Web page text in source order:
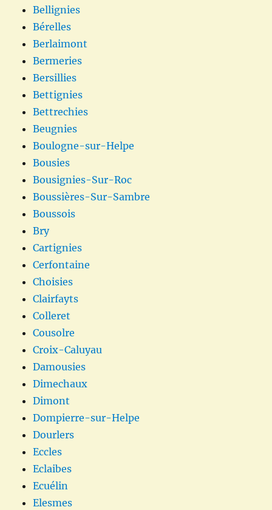
Bellignies
Bérelles
Berlaimont
Bermeries
Bersillies
Bettignies
Bettrechies
Beugnies
Boulogne-sur-Helpe
Bousies
Bousignies-Sur-Roc
Boussières-Sur-Sambre
Boussois
Bry
Cartignies
Cerfontaine
Choisies
Clairfayts
Colleret
Cousolre
Croix-Caluyau
Damousies
Dimechaux
Dimont
Dompierre-sur-Helpe
Dourlers
Eccles
Eclaibes
Ecuélin
Elesmes